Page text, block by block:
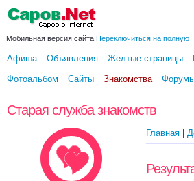
Мобильная версия сайта Переключиться на полную
Афиша Объявления Желтые страницы
Фотоальбом
Сайты Знакомства
Старая служба знакомств
Главная